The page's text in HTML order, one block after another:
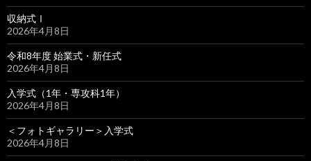
収納式Ⅰ
2026年4月8日
令和8年度 始業式・新任式
2026年4月8日
入学式（1年・専攻科1年）
2026年4月8日
＜フォトギャラリー＞入学式
2026年4月8日